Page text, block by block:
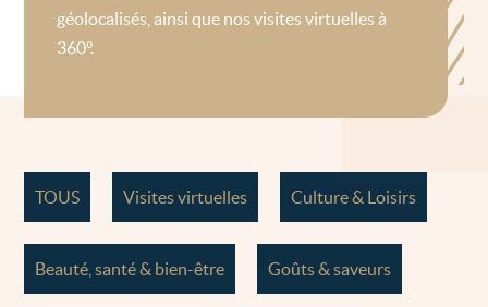
géolocalisés, ainsi que nos visites virtuelles à
360°.
TOUS Visites virtuelles Culture & Loisirs
Beauté, santé & bien-être Goûts & saveurs